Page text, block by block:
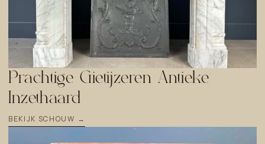
Prachtige Gietijzeren Antieke
Inzethaard
BEKIJK SCHOUW →